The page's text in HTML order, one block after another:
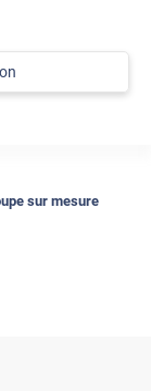
sur mesure